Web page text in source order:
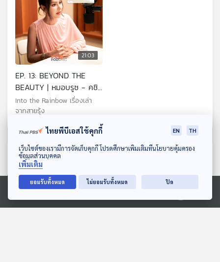
ดาวน์โหลด Thai PBS Podcast Application
Ⓒ 2020 องค์การกระจายเสียงและแพร่ภาพสาธารณะแห่งประเทศไทย
21:03
EP. 13: BEYOND THE
BEAUTY | หมอบรูซ - คชิส
รา ศรีดาโคตร
Into the Rainbow เรื่องเล่า
จากสายรุ้ง
ตอนที่เกี่ยวข้อง
ไทยพีบีเอสใช้คุกกี้ EN TH
เว็บไซต์ของเรามีการจัดเก็บคุกกี้ โปรดศึกษาเพิ่มเติมที่นโยบายคุ้มครอง
ข้อมูลส่วนบุคคล
เพิ่มเติม
ยอมรับทั้งหมด ไม่ยอมรับทั้งหมด ปิด